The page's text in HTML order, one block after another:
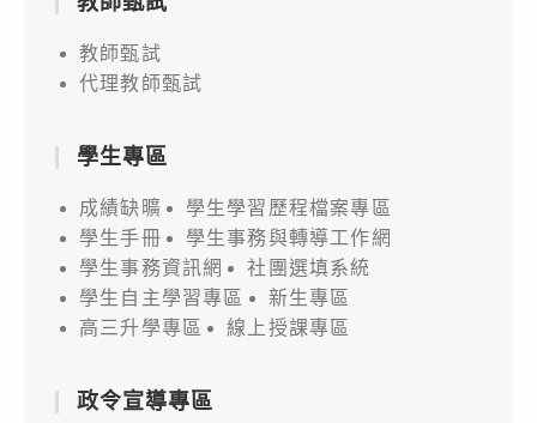
教師甄試
代理教師甄試
學生專區
成績缺曠
學生學習歷程檔案專區
學生手冊
學生事務與轉導工作網
學生事務資訊網
社團選填系統
學生自主學習專區
新生專區
高三升學專區
線上授課專區
政令宣導專區